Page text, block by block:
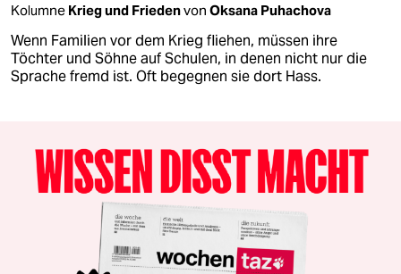
Kolumne Krieg und Friedenvon Oksana Puhachova
Wenn Familien vor dem Krieg fliehen, müssen ihre
Töchter und Söhne auf Schulen, in denen nicht nur die
Sprache fremd ist. Oft begegnen sie dort Hass.